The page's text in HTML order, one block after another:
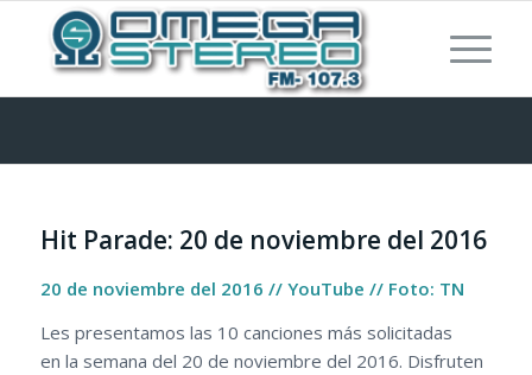
Hit Parade: 20 de noviembre del 2016
20 de noviembre del 2016 // YouTube // Foto: TN
Les presentamos las 10 canciones más solicitadas
en la semana del 20 de noviembre del 2016. Disfruten